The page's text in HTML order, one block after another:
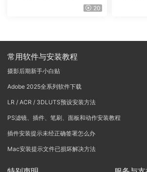
Vinci Resolve Studio21.0.320
戏团 –
常用软件与安装教程
摄影后期新手小白贴
Adobe 2025全系列软件下载
LR / ACR / 3DLUTS预设安装方法
PS滤镜、插件、笔刷、面板和动作安装教程
插件安装提示未经正确签署怎么办
Mac安装提示文件已损坏解决方法